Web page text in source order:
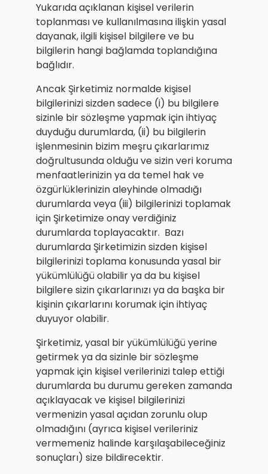
Yukarıda açıklanan kişisel verilerin
toplanması ve kullanılmasına ilişkin yasal
dayanak, ilgili kişisel bilgilere ve bu
bilgilerin hangi bağlamda toplandığına
bağlıdır.
Ancak Şirketimiz normalde kişisel
bilgilerinizi sizden sadece (i) bu bilgilere
sizinle bir sözleşme yapmak için ihtiyaç
duyduğu durumlarda, (ii) bu bilgilerin
işlenmesinin bizim meşru çıkarlarımız
doğrultusunda olduğu ve sizin veri koruma
menfaatlerinizin ya da temel hak ve
özgürlüklerinizin aleyhinde olmadığı
durumlarda veya (iii) bilgilerinizi toplamak
için Şirketimize onay verdiğiniz
durumlarda toplayacaktır. Bazı
durumlarda Şirketimizin sizden kişisel
bilgilerinizi toplama konusunda yasal bir
yükümlülüğü olabilir ya da bu kişisel
bilgilere sizin çıkarlarınızı ya da başka bir
kişinin çıkarlarını korumak için ihtiyaç
duyuyor olabilir.
Şirketimiz, yasal bir yükümlülüğü yerine
getirmek ya da sizinle bir sözleşme
yapmak için kişisel verilerinizi talep ettiği
durumlarda bu durumu gereken zamanda
açıklayacak ve kişisel bilgilerinizi
vermenizin yasal açıdan zorunlu olup
olmadığını (ayrıca kişisel verileriniz
vermemeniz halinde karşılaşabileceğiniz
sonuçları) size bildirecektir.